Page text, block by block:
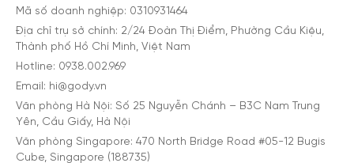
Mã số doanh nghiệp: 0310931464
Địa chỉ trụ sở chính: 2/24 Đoàn Thị Điểm, Phường Cầu Kiệu,
Thành phố Hồ Chí Minh, Việt Nam
Hotline: 0938.002.969
Email: hi@gody.vn
Văn phòng Hà Nội: Số 25 Nguyễn Chánh – B3C Nam Trung
Yên, Cầu Giấy, Hà Nội
Văn phòng Singapore: 470 North Bridge Road #05-12 Bugis
Cube, Singapore (188735)